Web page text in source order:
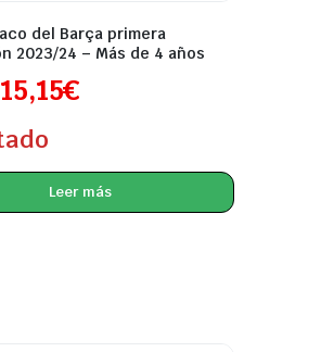
del Barça primera
2023/24 – Más de 4 años
15,15€
Leer más